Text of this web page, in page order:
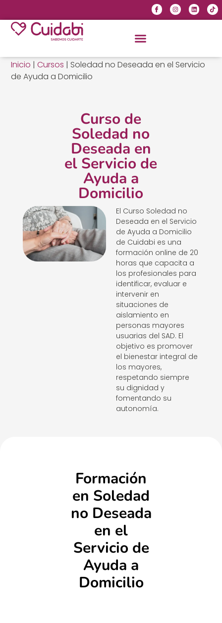
Inicio |Cursos | Soledad no Deseada en el Servicio
de Ayuda a Domicilio
Curso de
Soledad no
Deseada en
el Servicio de
Ayuda a
Domicilio
El Curso Soledad no
Deseada en el Servicio
de Ayuda a Domicilio
de Cuidabi es una
formación online de 20
horas que capacita a
los profesionales para
identificar, evaluar e
intervenir en
situaciones de
aislamiento en
personas mayores
usuarias del SAD. El
objetivo es promover
el bienestar integral de
los mayores,
respetando siempre
su dignidad y
fomentando su
autonomía.
Formación
en Soledad
no Deseada
en el
Servicio de
Ayuda a
Domicilio